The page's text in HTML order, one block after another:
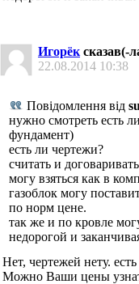
Игорёк сказав(-
22.08.2014 10:38
Повідомлення від
нужно смотреть есть
фундамент)
есть ли чертежи?
считать и
могу взяться как в
газоблок могу
по норм цене.
так же и по кровле
недорогой и
Нет, чертежей нету.
Можно Ваши цены